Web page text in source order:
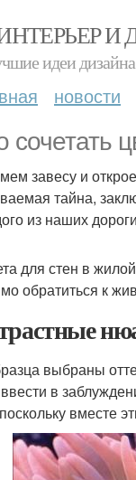
И
идеи
новости
сочетать
завесу и
тайна,
из наших
для стен в
обратиться к
выбраны
в
вместе